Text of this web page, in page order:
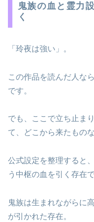
鬼族の血と霊力
く
「玲夜は強い」。
この作品を読んだ人な
です。
でも、ここで立ち止ま
て、どこから来たもの
公式設定を整理すると
う中枢の血を引く存在で
鬼族は生まれながらに
が引かれた存在。